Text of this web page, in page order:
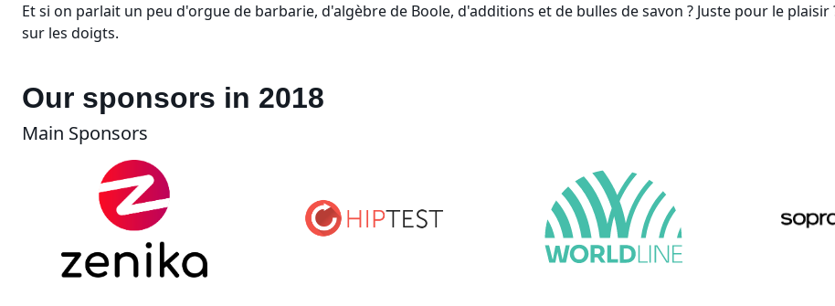
Et si on parlait un peu d'orgue de barbarie, d'algèbre de Boole, d'additions et de bulles de savon ? Juste pour le
sur les doigts.
Our sponsors in 2018
Main Sponsors